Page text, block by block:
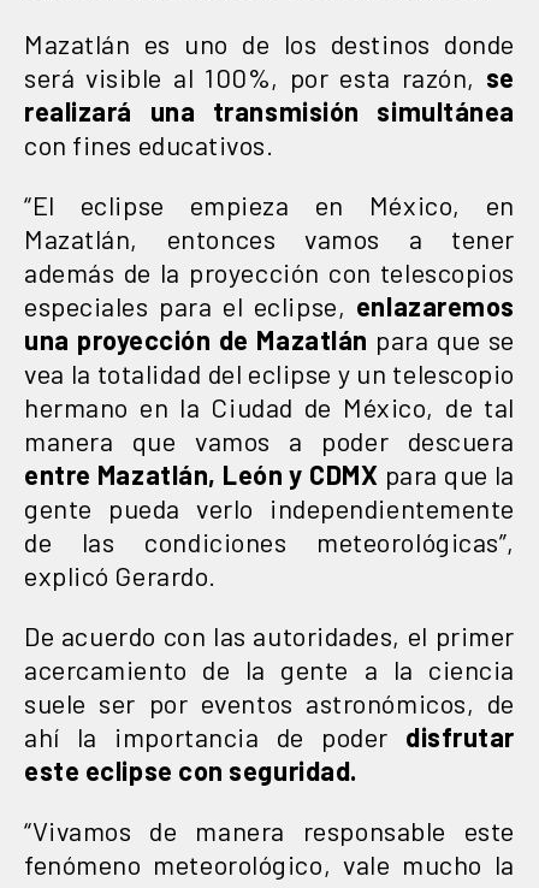
Mazatlán es uno de los destinos donde
será visible al 100%, por esta razón, se
realizará una transmisión simultánea
con fines educativos.
“El eclipse empieza en México, en
Mazatlán, entonces vamos a tener
además de la proyección con telescopios
especiales para el eclipse, enlazaremos
una proyección de Mazatlán para que se
vea la totalidad del eclipse y un telescopio
hermano en la Ciudad de México, de tal
manera que vamos a poder descuera
entre Mazatlán, León y CDMX para que la
gente pueda verlo independientemente
de las condiciones meteorológicas”,
explicó Gerardo.
De acuerdo con las autoridades, el primer
acercamiento de la gente a la ciencia
suele ser por eventos astronómicos, de
ahí la importancia de poder disfrutar
este eclipse con seguridad.
“Vivamos de manera responsable este
fenómeno meteorológico, vale mucho la